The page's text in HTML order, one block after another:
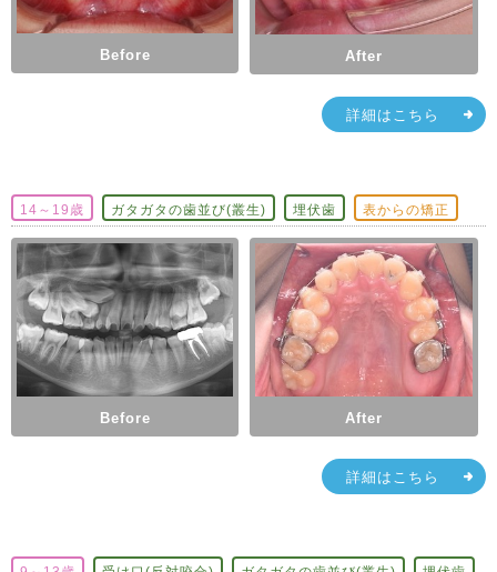
Before After
詳細はこちら
14～19歳 ガタガタの歯並び(叢生) 埋伏歯 表からの矯正
Before After
詳細はこちら